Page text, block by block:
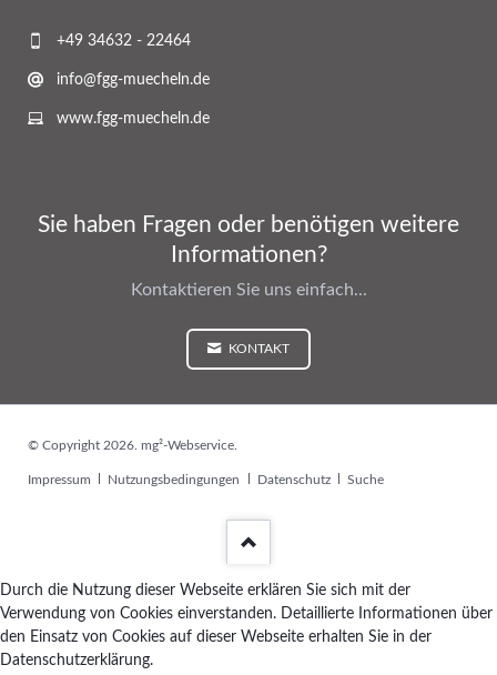
+49 34632 - 22464
info@fgg-muecheln.de
www.fgg-muecheln.de
Sie haben Fragen oder benötigen weitere
Informationen?
Kontaktieren Sie uns einfach...
KONTAKT
© Copyright 2026. mg²-Webservice.
Navigation
Impressum Nutzungsbedingungen Datenschutz Suche
Durch die Nutzung dieser Webseite erklären Sie sich mit der
Verwendung von Cookies einverstanden. Detaillierte Informationen über
den Einsatz von Cookies auf dieser Webseite erhalten Sie in der
Datenschutzerklärung.